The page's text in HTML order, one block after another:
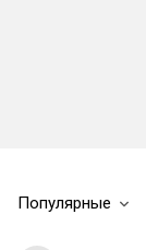
Популярные